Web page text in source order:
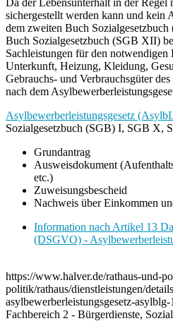
sichergestellt werden kann und kein
dem zweiten Buch
Buch Sozialgesetzbuch (SGB XII)
Sachleistungen für den notwendigen
Unterkunft, Heizung, Kleidung,
Gebrauchs- und Verbrauchsgüter
nach dem
Asylbewerberleistungsgesetz
Sozialgesetzbuch (SGB) I, SGB X,
Grundantrag
Ausweisdokument
etc.)
Zuweisungsbescheid
Nachweis über Einkommen
Information nach Artikel 13
(DSGVO) -
https://www.halver.de/rathaus-und-
politik/rathaus/dienstleistungen/
asylbewerberleistungsgesetz-asylblg-
Fachbereich 2 - Bürgerdienste,